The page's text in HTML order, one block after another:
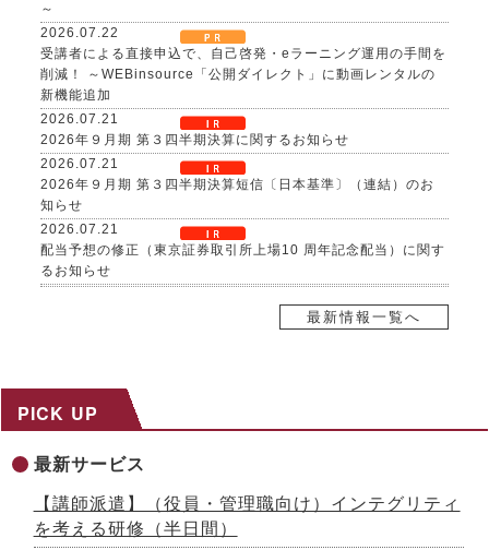
～
2026.07.22
受講者による直接申込で、自己啓発・eラーニング運用の手間を
削減！ ～WEBinsource「公開ダイレクト」に動画レンタルの
新機能追加
2026.07.21
2026年９月期 第３四半期決算に関するお知らせ
2026.07.21
2026年９月期 第３四半期決算短信〔日本基準〕（連結）のお
知らせ
2026.07.21
配当予想の修正（東京証券取引所上場10 周年記念配当）に関す
るお知らせ
自己株式取得に係る事項の決定及び自己株式の消却に関するお
ペーンを開催 ～３日間29,800円の特別価格で公開講座を提供
イボート）」提供開始 ～先着100社限定キャンペーン実施中
2026.07.13
AI時代をリードする「ネオゼネラリスト」養成研修を開発 ～構
最新情報一覧へ
PICK UP
最新サービス
【講師派遣】（役員・管理職向け）インテグリティ
を考える研修（半日間）